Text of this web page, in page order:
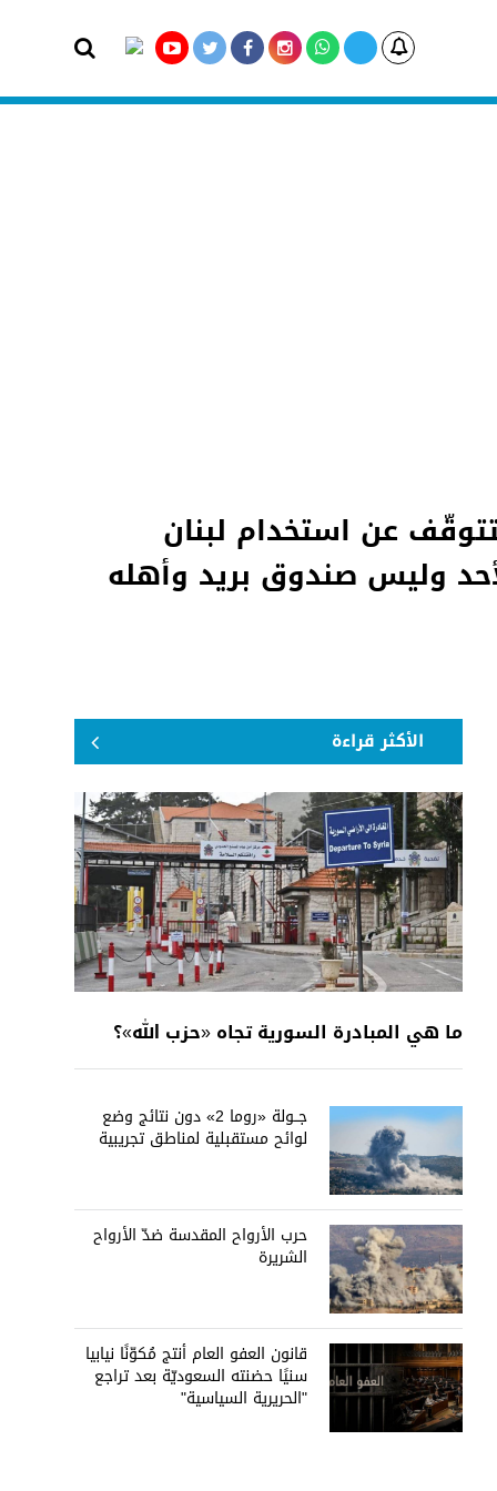
عن استخدام لبنان
وليس صندوق بريد وأهله
الأكثر قراءة
ما هي المبادرة السورية تجاه «حزب الله»؟
جــولة «روما 2» دون نتائج وضع
لوائح مستقبلية لمناطق تجريبية
حرب الأرواح المقدسة ضدّ الأرواح
الشريرة
قانون العفو العام أنتج مُكوّنًا نيابيا
سنيًا حضنته السعوديّة بعد تراجع
"الحريرية السياسية"